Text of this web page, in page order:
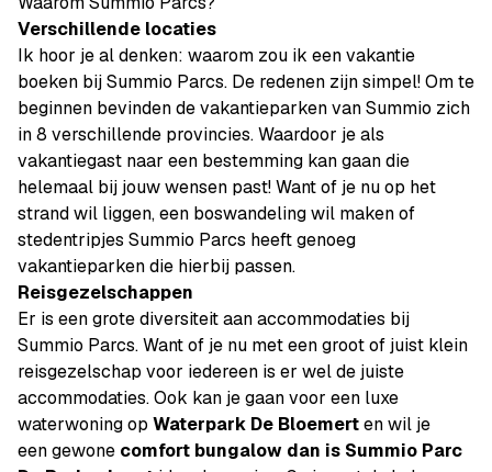
Verschillende locaties
Ik hoor je al denken: waarom zou ik een vakantie
boeken bij Summio Parcs. De redenen zijn simpel! Om te
beginnen bevinden de vakantieparken van Summio zich
in 8 verschillende provincies. Waardoor je als
vakantiegast naar een bestemming kan gaan die
helemaal bij jouw wensen past! Want of je nu op het
strand wil liggen, een boswandeling wil maken of
stedentripjes Summio Parcs heeft genoeg
vakantieparken die hierbij passen.
Reisgezelschappen
Er is een grote diversiteit aan accommodaties bij
Summio Parcs. Want of je nu met een groot of juist klein
reisgezelschap voor iedereen is er wel de juiste
accommodaties. Ook kan je gaan voor een luxe
waterwoning op Waterpark De Bloemerten wil je
een gewone comfort bungalow dan is Summio Parc